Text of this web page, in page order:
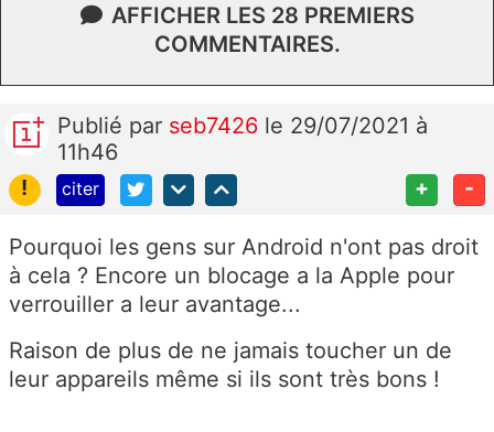
AFFICHER LES 28 PREMIERS
COMMENTAIRES.
Publié par seb7426 le 29/07/2021 à
11h46
!
citer + -
Pourquoi les gens sur Android n'ont pas droit
à cela ? Encore un blocage a la Apple pour
verrouiller a leur avantage...
Raison de plus de ne jamais toucher un de
leur appareils même si ils sont très bons !